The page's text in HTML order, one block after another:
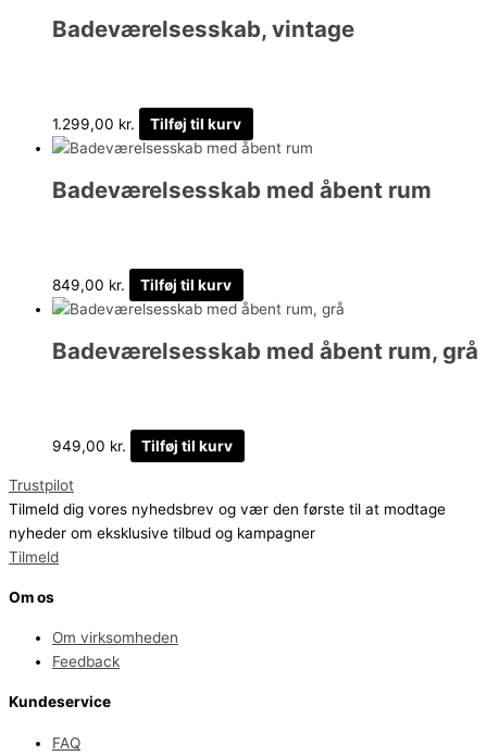
Badeværelsesskab, vintage
1.299,00 kr. Tilføj til kurv
Badeværelsesskab med åbent rum
849,00 kr. Tilføj til kurv
Badeværelsesskab med åbent rum, grå
949,00 kr. Tilføj til kurv
Trustpilot
Tilmeld dig vores nyhedsbrev og vær den første til at modtage
nyheder om eksklusive tilbud og kampagner
Tilmeld
Om os
Om virksomheden
Feedback
Kundeservice
FAQ